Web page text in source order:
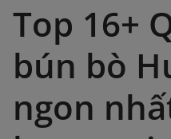
Top 16+
bún bò
ngon